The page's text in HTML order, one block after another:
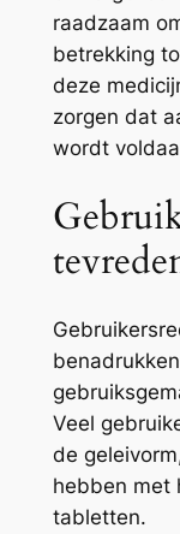
raadzaam
betrekking
deze
zorgen dat
wordt
Veel
de
hebben met
tabletten.